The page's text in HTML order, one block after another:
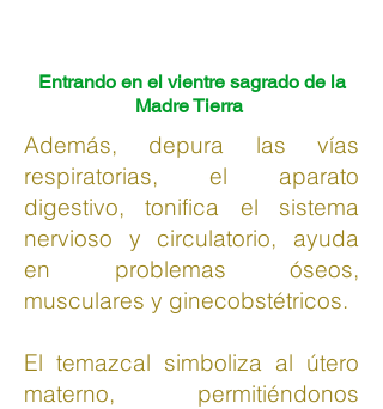
Entrando en el vientre sagrado de la
Madre Tierra
Además, depura las vías
respiratorias, el aparato
digestivo, tonifica el sistema
nervioso y circulatorio, ayuda
en problemas óseos,
musculares y ginecobstétricos.
El temazcal simboliza al útero
materno, permitiéndonos